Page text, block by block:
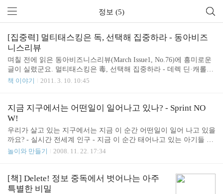
정보 (5)
[집중력] 멀티태스킹은 독, 선택해 집중하라 - 동아비즈
니스리뷰
며칠 전에 읽은 동아비즈니스리뷰(March Issue1, No.76)에 흥미로운
글이 실렸군요. 멀티태스킹은 毒, 선택해 집중하라 - 데렉 딘·캐롤라
인 웹 내용을 간단하게 요약해 보았습니다. 정보통신의 발달과 스마
하지만 실천은 쉽지 않습니다. 멀티태스킹이란 매우 비효율적이라
는 것을 기억할 필요가 있습니다. 끊임없이 쏟아져 들어오는 정보들
을 더 잘 처리하고 더 많은 일들을 해낼수 있다고 생각하는 것은 착
각입니다. 오히려 멀티태스킹이 생산성과 창의력을 떨어뜨리고 바
른 판단을 저해한다는연구결과가 많습니다. 우리의 뇌 구조가 한 번
에 한 가지 업무에 집중했을때 가장 큰 효과가 ..
책 이야기 2011. 3. 10. 10:45
지금 지구에서는 어떤일이 일어나고 있나? - Sprint NO
W!
우리가 살고 있는 지구에서는 지금 이 순간 어떤일이 일어 나고 있을
까요? - 실시간 전세계 인구 - 지금 이 순간 태어나고 있는 아기들 -
지어지고 있는 빌딩 - 발송되고 있는 이메일 - 달걀 생산량 - 자동차
다. UI가 너무 멋져서 마치 게임을 하는 것 같습니다. 한번 구경해 보
세요~ http://now.sprint.com/widget/
놀이와 만들기 2008. 11. 22. 17:34
[책] Delete! 정보 중독에서 벗어나는 아주
특별한 비밀